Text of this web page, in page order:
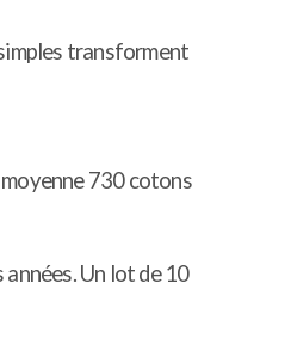
transforment
730 cotons
Un lot de 10